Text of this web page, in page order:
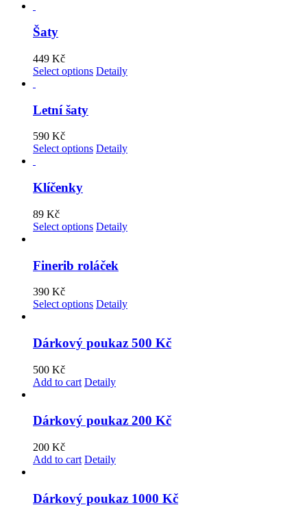
Šaty
449 Kč
Select options Detaily
Letní šaty
590 Kč
Select options Detaily
Klíčenky
89 Kč
Select options Detaily
Finerib roláček
390 Kč
Select options Detaily
Dárkový poukaz 500 Kč
500 Kč
Add to cart Detaily
Dárkový poukaz 200 Kč
200 Kč
Add to cart Detaily
Dárkový poukaz 1000 Kč